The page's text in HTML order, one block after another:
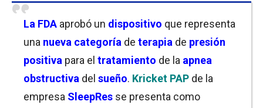
La FDA aprobó un dispositivo que representa
una nueva categoría de terapia de presión
positiva para el tratamiento de la apnea
obstructiva del sueño. Kricket PAP de la
empresa SleepRes se presenta como